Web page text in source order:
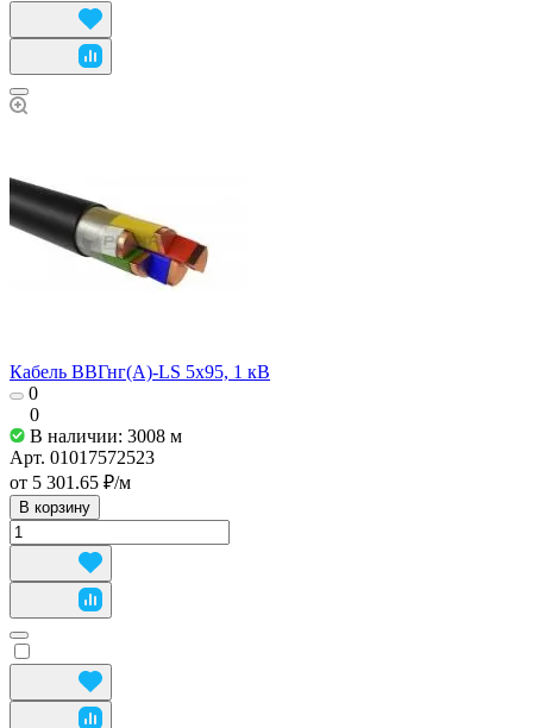
Кабель ВВГнг(А)-LS 5х95, 1 кВ
0
0
В наличии: 3008 м
Арт. 01017572523
от 5 301.65 ₽/м
В корзину